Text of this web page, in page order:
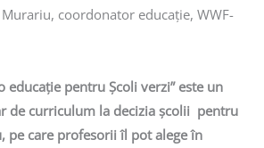
coordonator educație, WWF-
educație pentru Școli verzi” este un
de curriculum la decizia școlii pentru
pe care profesorii îl pot alege în